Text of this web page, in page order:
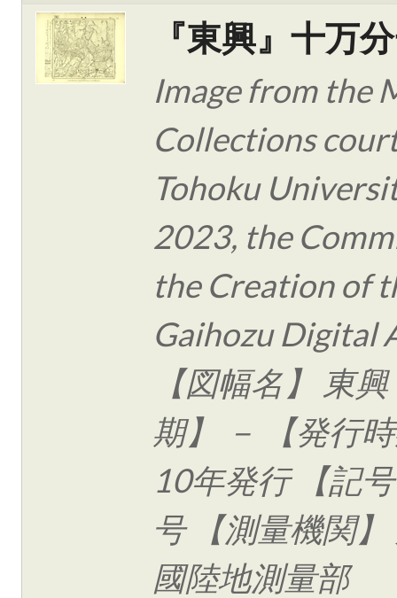
『東興』十万
Image from the
Collections
Tohoku
2023, the
the Creation of
Gaihozu Digital
【図幅名】 東
期】 － 【発行
10年発行 【記
号 【測量機関
國陸地測量部